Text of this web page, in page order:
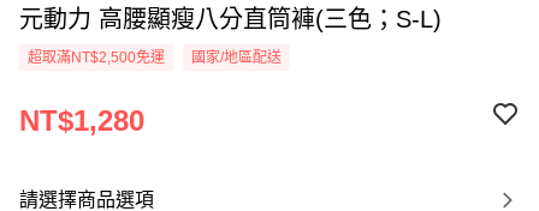
元動力 高腰顯瘦八分直筒褲(三色；S-L)
超取滿NT$2,500免運 國家/地區配送
NT$1,280
請選擇商品選項